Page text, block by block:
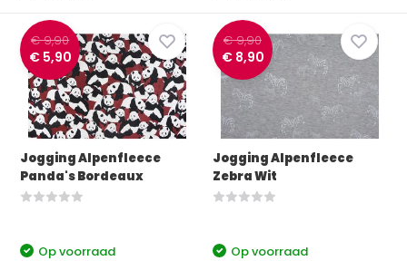
€ 9,90
€ 5,90
Jogging Alpenfleece
Panda's Bordeaux
Op voorraad
€ 9,90
€ 8,90
Jogging Alpenfleece
Zebra Wit
Op voorraad